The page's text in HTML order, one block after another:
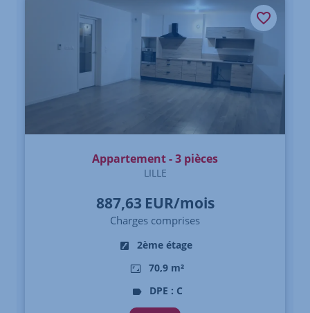
Appartement - 3 pièces
LILLE
887,63 EUR/mois
Charges comprises
2ème étage
70,9 m²
DPE : C